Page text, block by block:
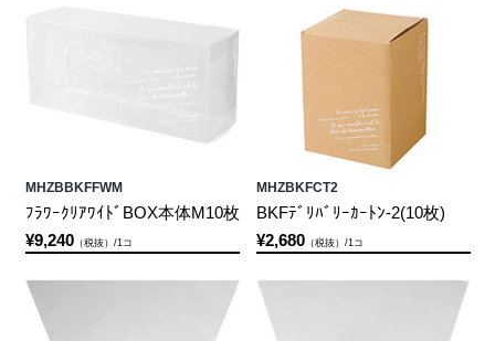
MHZBBKFFWM
ﾌﾗﾜｰｸﾘｱﾜｲﾄﾞBOX本体M10枚
¥9,240（税抜）/1コ
MHZBKFCT2
BKFﾃﾞﾘﾊﾞﾘｰｶｰﾄﾝ-2(10枚)
¥2,680（税抜）/1コ